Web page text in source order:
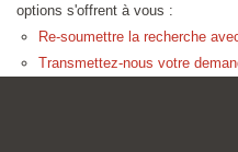
options s'offrent à vous :
Re-soumettre la recherche
Transmettez-nous votre